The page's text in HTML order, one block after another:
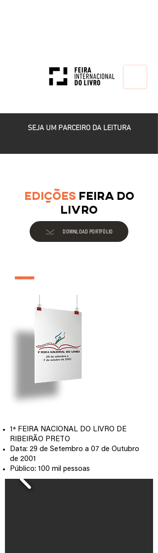
SEJA UM PARCEIRO DA LEITURA
EDIÇÕES FEIRA DO
LIVRO
DOWNLOAD PORTFÓLIO
1ª FEIRA NACIONAL DO LIVRO DE
RIBEIRÃO PRETO
Data: 29 de Setembro a 07 de Outubro
de 2001
Público: 100 mil pessoas